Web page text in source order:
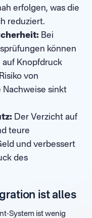
erfolgen, was die
reduziert.
Bei
können
Knopfdruck
von
Nachweise sinkt
Der Verzicht auf
teure
und verbessert
des
ist alles
System ist wenig